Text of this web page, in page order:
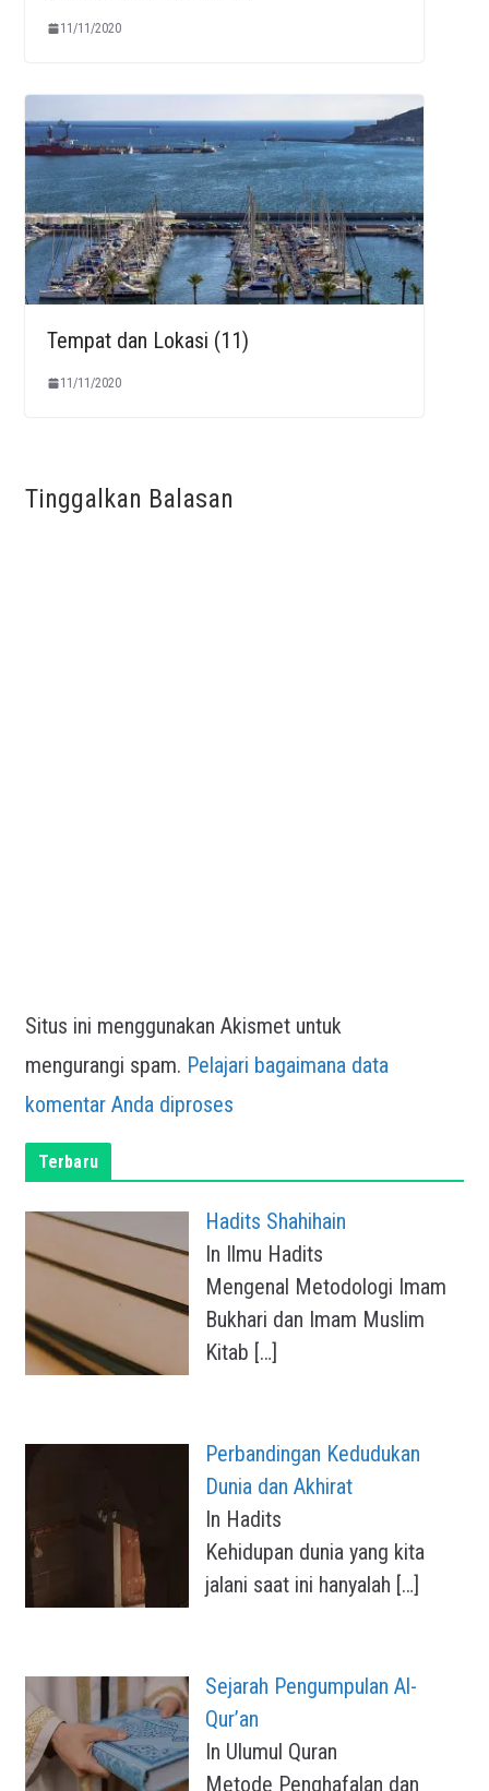
11/11/2020
Tempat dan Lokasi (11)
11/11/2020
Tinggalkan Balasan
Situs ini menggunakan Akismet untuk
mengurangi spam. Pelajari bagaimana data
komentar Anda diproses
Terbaru
Hadits Shahihain
In Ilmu Hadits
Mengenal Metodologi Imam
Bukhari dan Imam Muslim
Kitab […]
Perbandingan Kedudukan
Dunia dan Akhirat
In Hadits
Kehidupan dunia yang kita
jalani saat ini hanyalah […]
Sejarah Pengumpulan Al-
Qur’an
In Ulumul Quran
Metode Penghafalan dan